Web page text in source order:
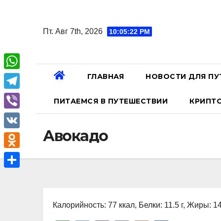
содержанию
Пт. Авг 7th, 2026 10:05:23 PM
ГЛАВНАЯ НОВОСТИ ДЛЯ
ПИТАЕМСЯ В ПУТЕШЕСТВИИ
Авокадо
Калорийность: 77 ккал, Белки: 11.5 г, Жиры:
W
h
a
A
T
e
l
e
g
V
i
b
e
V
K
O